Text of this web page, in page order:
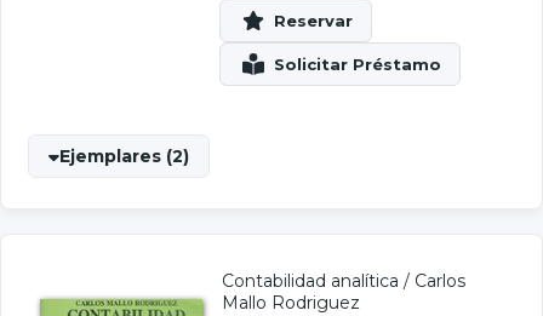
Ejemplares (2)
Contabilidad analítica / Carlos
Mallo Rodriguez